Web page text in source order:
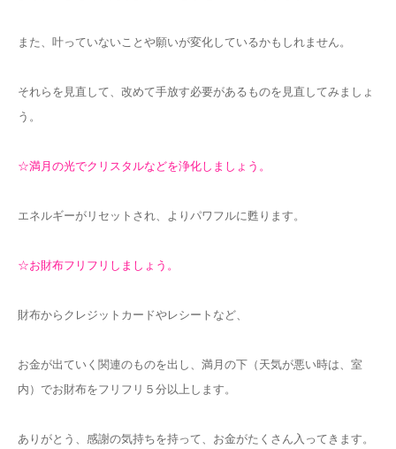
また、叶っていないことや願いが変化しているかもしれません。
それらを見直して、改めて手放す必要があるものを見直してみましょ
う。
☆満月の光でクリスタルなどを浄化しましょう。
エネルギーがリセ ットされ、よりパワフルに甦ります。
☆お財布フリフリしましょう。
財布からクレジットカードやレシートなど、
お金が出ていく関連のものを出し、満月の下（天気が悪い時は、室
内）でお財布をフリフリ５分以上します。
あり がとう、感謝の気持ちを持って、お金がたくさん入ってきます。